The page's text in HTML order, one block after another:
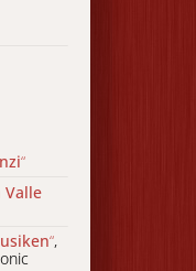
“
Valle
“,